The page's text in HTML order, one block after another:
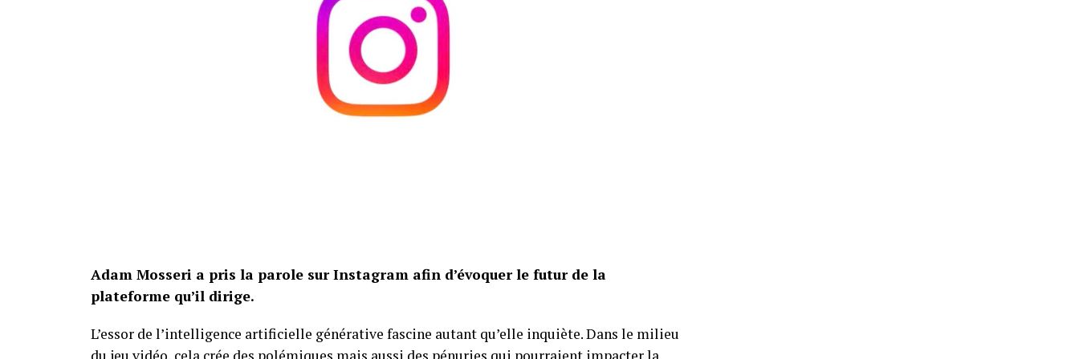
collectionneurs pour évaluer le positionnement tarifaire d’une boîte. La présence d’une
licence et de huit figurines peut expliquer une partie du coût, sans effacer l’écart.
Le projet initial dépassait par ailleurs les 2 000 pièces, avant les modifications apportées
pour sa commercialisation. Le résultat conserve néanmoins son ambiance, ses décors
modulaires et un casting particulièrement complet. Les fans séduits par la construction,
Adam Mosseri a pris la parole sur Instagram afin d’évoquer le futur de la
plateforme qu’il dirige.
L’essor de l’intelligence artificielle générative fascine autant qu’elle inquiète. Dans le milieu